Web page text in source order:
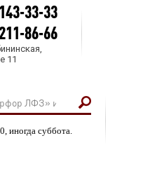
33-33
86-66
11
иногда суббота.